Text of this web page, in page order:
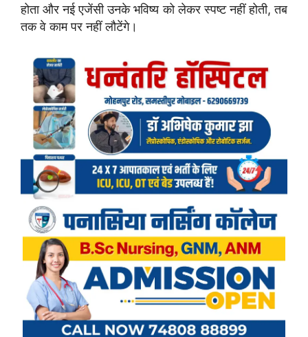
होता और नई एजेंसी उनके भविष्य को लेकर स्पष्ट नहीं होती, तब
तक वे काम पर नहीं लौटेंगे।